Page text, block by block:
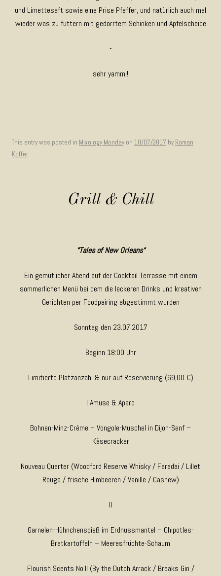
und Limettesaft sowie eine Prise Pfeffer, und natürlich auch mal
wieder was zu futtern mit gedörrtem Schinken und Apfelscheibe
-
sehr yammi!
This entry was posted in Mixology Monday on 10/07/2017 by Roman
Koffer.
Grill & Chill
“Tales of New Orleans“
Ein gemütlicher Abend auf der Cocktail Terrasse mit einem
sommerlichen Menü bei dem die leckeren Drinks und kreativen
Gerichten per Foodpairing abgestimmt wurden
Sonntag den 23.07.2017
Beginn 18:00 Uhr
Limitierte Platzanzahl & nur auf Reservierung (69,00 €)
I Amuse & Apero
Bohnen-Minz-Créme – Vongole-Muschel in Dijon-Senf –
Käsecracker
Nouveau Quarter (Woodford Reserve Whisky / Faradai / Lillet
Rouge / frische Himbeeren / Vanille / Cashew)
II
Garnelen-Hühnchenspieß im Erdnussmantel – Chipotles-
Bratkartoffeln – Meeresfrüchte-Schaum
Flourish Scents No.II (By the Dutch Arrack / Breaks Gin /